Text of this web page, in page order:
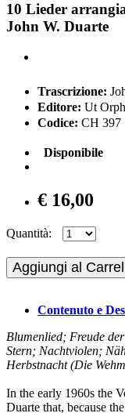
10 Lieder
John W. Duarte
Trascrizione:
Editore: Ut
Codice: CH 397
Disponibile
€ 16,00
Quantità:
Aggiungi al
Contenuto e
Blumenlied; Freude
Stern; Nachtviolen;
Herbstnacht (Die
In the early 1960s the
Duarte that, because